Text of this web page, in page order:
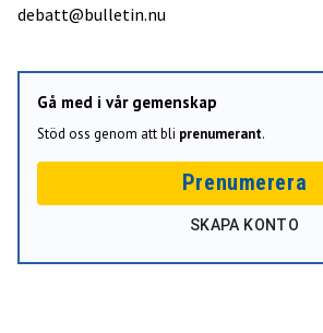
debatt@bulletin.nu
Gå med i vår gemenskap
Stöd oss genom att bli prenumerant.
Prenumerera
SKAPA KONTO